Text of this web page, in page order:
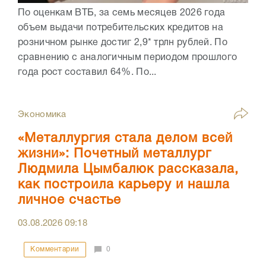
По оценкам ВТБ, за семь месяцев 2026 года
объем выдачи потребительских кредитов на
розничном рынке достиг 2,9* трлн рублей. По
сравнению с аналогичным периодом прошлого
года рост составил 64%. По...
Экономика
«Металлургия стала делом всей
жизни»: Почетный металлург
Людмила Цымбалюк рассказала,
как построила карьеру и нашла
личное счастье
03.08.202609:18
Комментарии 0